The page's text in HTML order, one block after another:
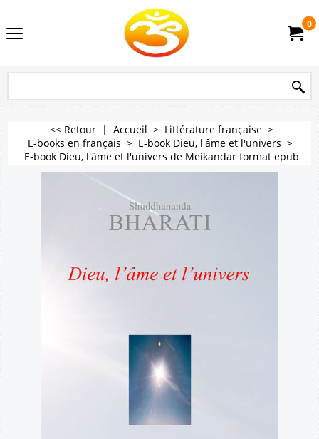
0
<< Retour | Accueil > Littérature française>
E-books en français > E-book Dieu, l'âme et l'univers >
E-book Dieu, l'âme et l'univers de Meikandar format epub